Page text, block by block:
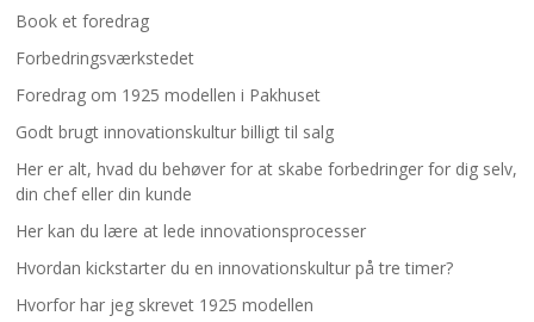
Book et foredrag
Forbedringsværkstedet
Foredrag om 1925 modellen i Pakhuset
Godt brugt innovationskultur billigt til salg
Her er alt, hvad du behøver for at skabe forbedringer for dig selv,
din chef eller din kunde
Her kan du lære at lede innovationsprocesser
Hvordan kickstarter du en innovationskultur på tre timer?
Hvorfor har jeg skrevet 1925 modellen